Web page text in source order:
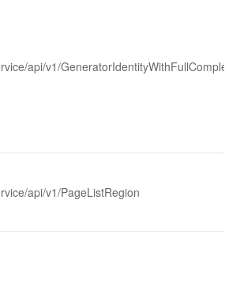
api/v1/GeneratorIdentityWithFullComplex
api/v1/PageListRegion